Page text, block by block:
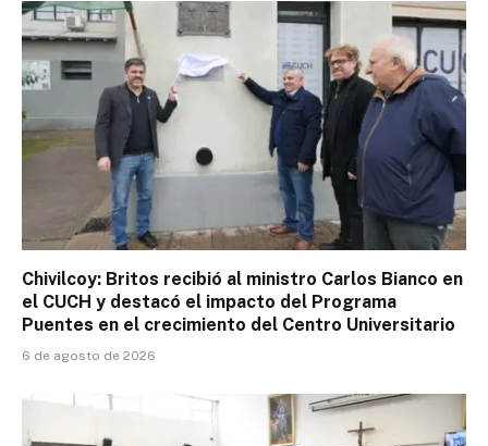
Chivilcoy: Britos recibió al ministro Carlos Bianco en
el CUCH y destacó el impacto del Programa
Puentes en el crecimiento del Centro Universitario
6 de agosto de 2026